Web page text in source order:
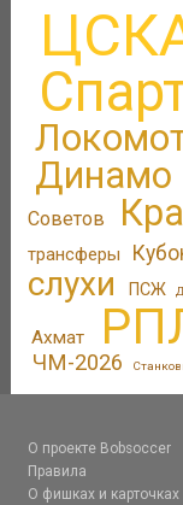
Динамо
Советов
трансферы
слухи
ПСЖ
Ахмат
ЧМ-2026
О проекте Bobsoccer
Правила
О фишках и карточках